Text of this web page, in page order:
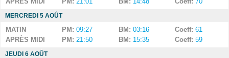
MERCREDI 5 AOÛT
MATIN PM: 09:27 BM: 03:16 Coeff: 61
APRÈS MIDI
PM: 21:50 BM: 15:35 Coeff: 59
JEUDI 6 AOÛT